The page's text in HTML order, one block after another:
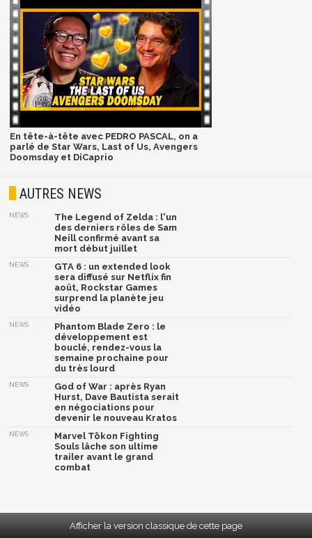
En tête-à-tête avec PEDRO PASCAL, on a
parlé de Star Wars, Last of Us, Avengers
Doomsday et DiCaprio
AUTRES NEWS
NEWS
The Legend of Zelda : l'un
des derniers rôles de Sam
Neill confirmé avant sa
mort début juillet
NEWS
GTA 6 : un extended look
sera diffusé sur Netflix fin
août, Rockstar Games
surprend la planète jeu
vidéo
NEWS
Phantom Blade Zero : le
développement est
bouclé, rendez-vous la
semaine prochaine pour
du très lourd
NEWS
God of War : après Ryan
Hurst, Dave Bautista serait
en négociations pour
devenir le nouveau Kratos
NEWS
Marvel Tōkon Fighting
Souls lâche son ultime
trailer avant le grand
combat
Afficher la version classique de cette page